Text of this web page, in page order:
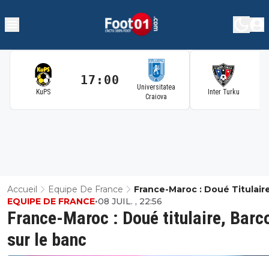
KuPS
17:00
Universitatea
Craiova
Inter Turku
Accueil Equipe De France
France-Maroc : Doué
Barcola Sur Le Banc
France-Maroc : Doué titulaire,
sur le banc
EQUIPE DE FRANCE•08 JUIL. , 22:56